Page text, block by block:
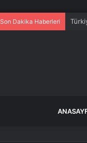
Son Dakika Haberleri